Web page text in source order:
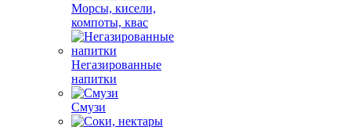
Морсы, кисели,
компоты, квас
Негазированные
напитки
Смузи